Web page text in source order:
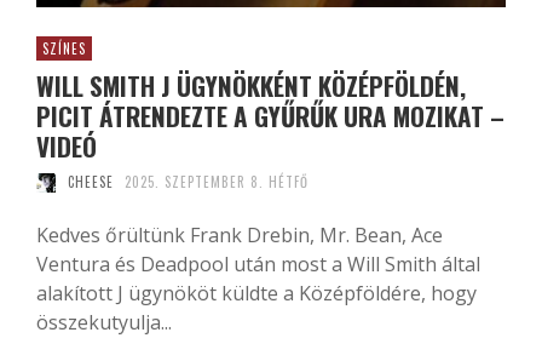
SZÍNES
WILL SMITH J ÜGYNÖKKÉNT KÖZÉPFÖLDÉN,
PICIT ÁTRENDEZTE A GYŰRŰK URA MOZIKAT –
VIDEÓ
CHEESE 2025. SZEPTEMBER 8. HÉTFŐ
Kedves őrültünk Frank Drebin, Mr. Bean, Ace
Ventura és Deadpool után most a Will Smith által
alakított J ügynököt küldte a Középföldére, hogy
összekutyulja...